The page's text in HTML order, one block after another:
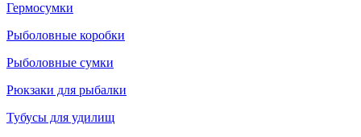
Гермосумки
Рыболовные коробки
Рыболовные сумки
Рюкзаки для рыбалки
Тубусы для удилищ